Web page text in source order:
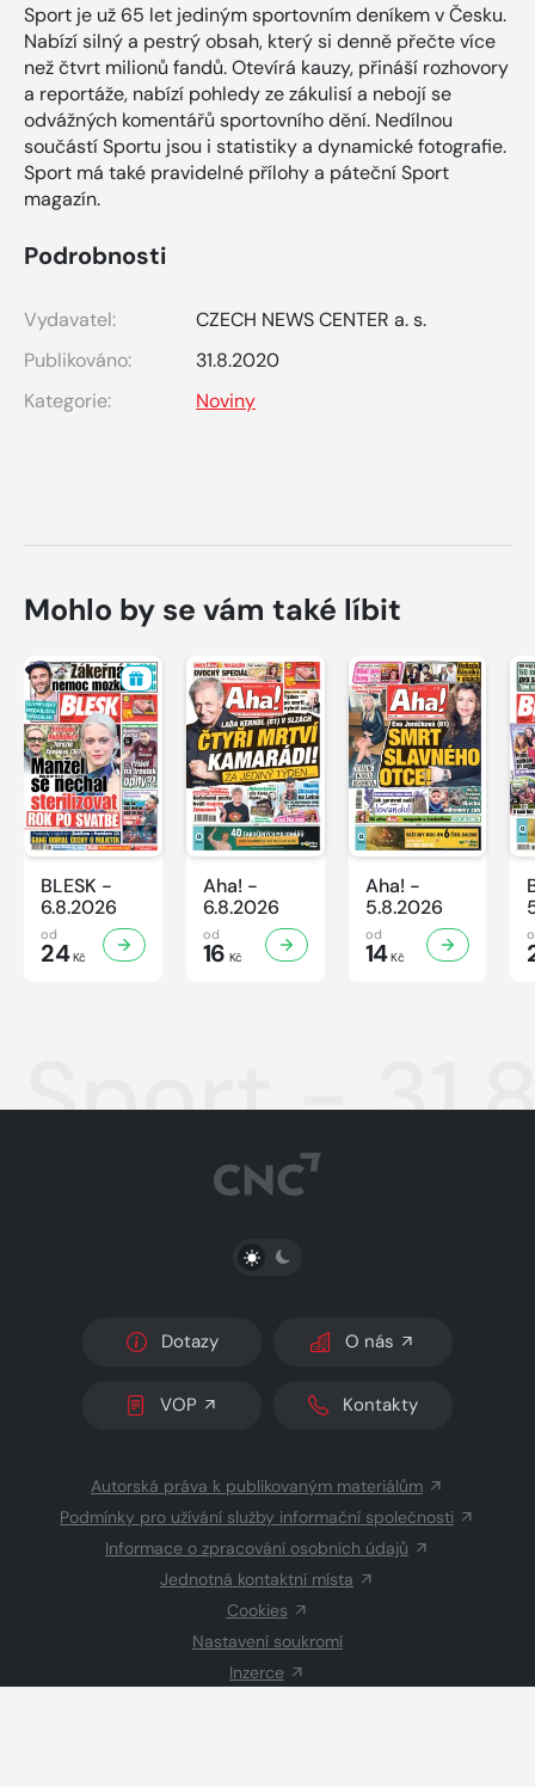
Sport je už 65 let jediným sportovním deníkem v Česku.
Nabízí silný a pestrý obsah, který si denně přečte více
než čtvrt milionů fandů. Otevírá kauzy, přináší rozhovory
a reportáže, nabízí pohledy ze zákulisí a nebojí se
odvážných komentářů sportovního dění. Nedílnou
součástí Sportu jsou i statistiky a dynamické fotografie.
Sport má také pravidelné přílohy a páteční Sport
magazín.
Podrobnosti
Vydavatel:
CZECH NEWS CENTER a. s.
Publikováno:
31.8.2020
Kategorie:
Noviny
Mohlo by se vám také líbit
BLESK -
6.8.2026
od
24Kč
Aha! -
6.8.2026
od
16 Kč
Aha! -
5.8.2026
od
14Kč
Sport -
PŘEPNOUT SVĚTLÝ/TMAVÝ REŽIM
Dotazy O nás
VOP Kontakty
Autorská práva k publikovaným materiálům
Podmínky pro užívání služby informační společnosti
Informace o zpracování osobních údajů
Jednotná kontaktní místa
Cookies
Nastavení soukromí
Inzerce